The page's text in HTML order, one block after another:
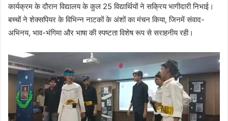
कार्यक्रम के दौरान विद्यालय के कुल 25 विद्यार्थियों ने सक्रिय भागीदारी निभाई।
बच्चों ने शेक्सपियर के विभिन्न नाटकों के अंशों का मंचन किया, जिनमें संवाद-
अभिनय, भाव-भंगिमा और भाषा की स्पष्टता विशेष रूप से सराहनीय रही।